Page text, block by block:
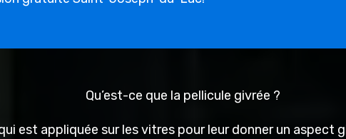
Qu’est-ce que la pellicule givrée ?
est appliquée sur les vitres pour leur donner un aspect